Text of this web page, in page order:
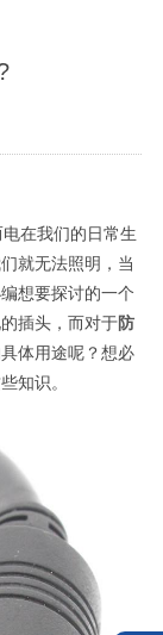
在我们的日常生
就无法照明，当
想要探讨的一个
插头，而对于防
体用途呢？想必
知识。